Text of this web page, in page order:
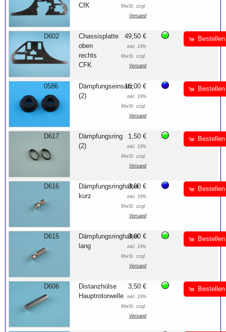
CfK
MwSt. zzgl.
Versand
D602
Chassisplatte
oben
rechts
CFK
49,50 €
inkl. 19%
MwSt. zzgl.
Versand
Bestellen
0586
Dämpfungseinsatz
(2)
16,00 €
inkl. 19%
MwSt. zzgl.
Versand
Bestellen
D617
Dämpfungsring
(2)
1,50 €
inkl. 19%
MwSt. zzgl.
Versand
Bestellen
D616
Dämpfungsringhalter
kurz
3,00 €
inkl. 19%
MwSt. zzgl.
Versand
Bestellen
D615
Dämpfungsringhalter
lang
3,00 €
inkl. 19%
MwSt. zzgl.
Versand
Bestellen
D606
Distanzhülse
Hauptrotorwelle
3,50 €
inkl. 19%
MwSt. zzgl.
Versand
Bestellen